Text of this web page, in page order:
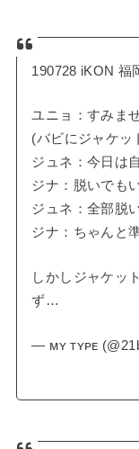
190728 iKON 福
ユニョ：すみま
(バビにジャケッ
ジュネ：今日は
ジナ：脱いでも
ジュネ：全部脱
ジナ：ちゃんと
しかしジャケッ
ず…
— ᴍʏ ᴛʏᴘᴇ